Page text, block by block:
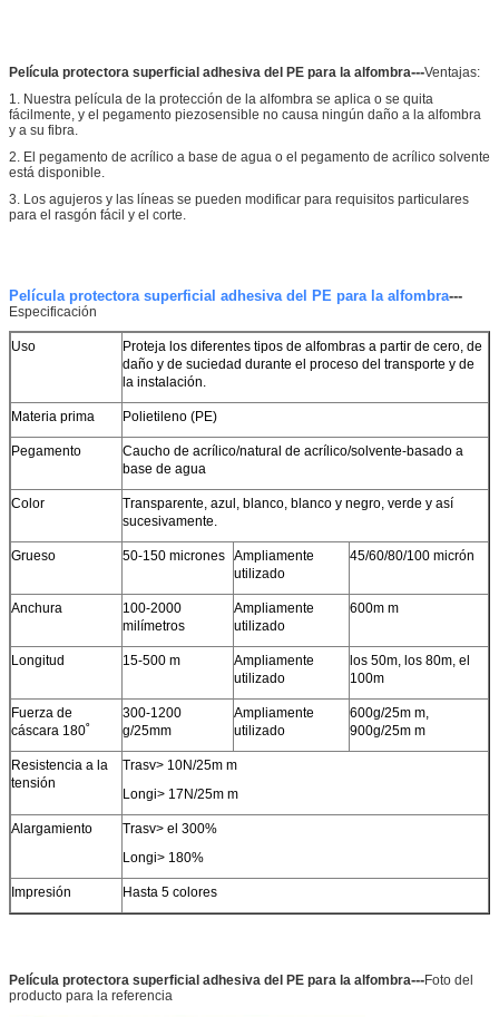
Película protectora superficial adhesiva del PE para la alfombra---Ventajas:
1. Nuestra película de la protección de la alfombra se aplica o se quita
fácilmente, y el pegamento piezosensible no causa ningún daño a la alfombra
y a su fibra.
2. El pegamento de acrílico a base de agua o el pegamento de acrílico solvente
está disponible.
3. Los agujeros y las líneas se pueden modificar para requisitos particulares
para el rasgón fácil y el corte.
Película protectora superficial adhesiva del PE para la alfombra---
Especificación
Uso
Proteja los diferentes tipos de alfombras a partir de cero, de
daño y de suciedad durante el proceso del transporte y de
la instalación.
Materia prima Polietileno (PE)
Pegamento
Caucho de acrílico/natural de acrílico/solvente-basado a
base de agua
Color
Transparente, azul, blanco, blanco y negro, verde y así
sucesivamente.
Grueso 50-150 micrones Ampliamente
utilizado
45/60/80/100 micrón
Anchura
100-2000
milímetros
Ampliamente
utilizado
600m m
Longitud 15-500 m
Ampliamente
utilizado
los 50m, los 80m, el
100m
Fuerza de
cáscara 180˚
300-1200
g/25mm
Ampliamente
utilizado
600g/25m m,
900g/25m m
Resistencia a la
tensión
Trasv> 10N/25m m
Longi> 17N/25m m
Alargamiento
Trasv> el 300%
Longi> 180%
Impresión Hasta 5 colores
Película protectora superficial adhesiva del PE para la alfombra---Foto del
producto para la referencia